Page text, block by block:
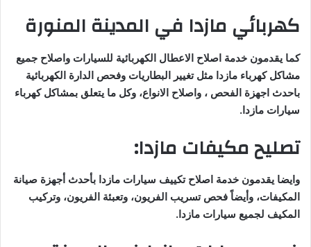
كهربائي مازدا في المدينة المنورة
كما يقدمون خدمة اصلاح الاعطال الكهربائية للسيارات واصلاح جميع
مشاكل كهرباء مازدا مثل تغيير البطاريات وفحص الدارة الكهربائية
باحدث اجهزة الفحص ، واصلاح الانواع، وكل ما يتعلق بمشاكل كهرباء
سيارات مازدا.
تصليح مكيفات مازدا:
وايضا يقدمون خدمة اصلاح تكييف سيارات مازدا بأحدث أجهزة صيانة
المكيفات، وأيضاً فحص تسريب الفريون، وتعبئة الفريون، وتركيب
المكيف لجميع سيارات مازدا.